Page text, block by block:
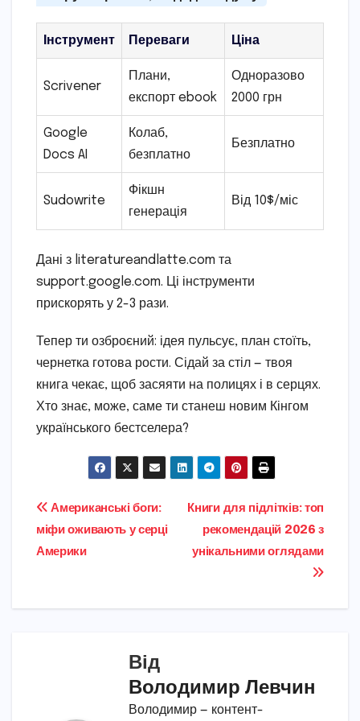
Інструмент Переваги Ціна
Scrivener
Плани,
експорт ebook
Одноразово
2000 грн
Google
Docs AI
Колаб,
безплатно
Безплатно
Sudowrite
Фікшн
генерація
Від 10$/міс
Дані з literatureandlatte.com та
support.google.com. Ці інструменти
прискорять у 2-3 рази.
Тепер ти озброєний: ідея пульсує, план стоїть,
чернетка готова рости. Сідай за стіл — твоя
книга чекає, щоб засяяти на полицях і в серцях.
Хто знає, може, саме ти станеш новим Кінгом
українського бестселера?
Навігація
записів
Книги для підлітків: топ
рекомендацій 2026 з
унікальними оглядами
Американські боги:
міфи оживають у серці
Америки
Від
Володимир Левчин
Володимир — контент-